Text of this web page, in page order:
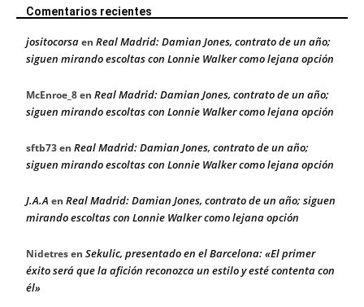
Comentarios recientes
jositocorsaen Real Madrid: Damian Jones, contrato de un año;
siguen mirando escoltas con Lonnie Walker como lejana opción
McEnroe_8en Real Madrid: Damian Jones, contrato de un año;
siguen mirando escoltas con Lonnie Walker como lejana opción
sftb73en Real Madrid: Damian Jones, contrato de un año;
siguen mirando escoltas con Lonnie Walker como lejana opción
J.A.A en Real Madrid: Damian Jones, contrato de un año; siguen
mirando escoltas con Lonnie Walker como lejana opción
Nidetresen Sekulic, presentado en el Barcelona: «El primer
éxito será que la afición reconozca un estilo y esté contenta con
él»